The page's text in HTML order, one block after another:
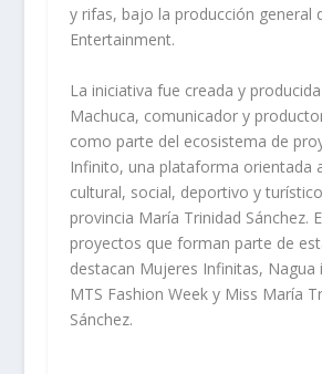
y rifas, bajo la producción general
Entertainment.
La iniciativa fue creada y
Machuca, comunicador y
como parte del ecosistema de
Infinito, una plataforma orientada
cultural, social, deportivo y
provincia María Trinidad Sánchez.
proyectos que forman parte de
destacan Mujeres Infinitas, Nagua
MTS Fashion Week y Miss María
Sánchez.